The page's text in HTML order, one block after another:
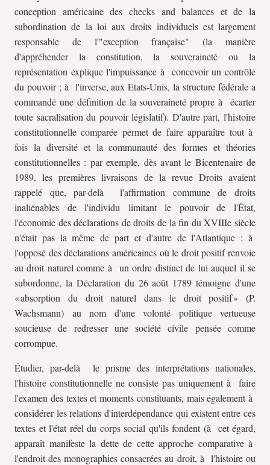
conception américaine des checks and balances et de la
subordination de la loi aux droits individuels est largement
responsable de l'"exception française" (la manière
d'appréhender la constitution, la souveraineté ou la
représentation explique l'impuissance à concevoir un contrôle
du pouvoir ; à l'inverse, aux Etats-Unis, la structure fédérale a
commandé une définition de la souveraineté propre à écarter
toute sacralisation du pouvoir législatif). D'autre part, l'histoire
constitutionnelle comparée permet de faire apparaître tout à
fois la diversité et la communauté des formes et théories
constitutionnelles : par exemple, dès avant le Bicentenaire de
1989, les premières livraisons de la revue Droits avaient
rappelé que, par-delà l'affirmation commune de droits
inaliénables de l'individu limitant le pouvoir de l'État,
l'économie des déclarations de droits de la fin du XVIIIe siècle
n'était pas la même de part et d'autre de l'Atlantique : à
l'opposé des déclarations américaines où le droit positif renvoie
au droit naturel comme à un ordre distinct de lui auquel il se
subordonne, la Déclaration du 26 août 1789 témoigne d'une
« absorption du droit naturel dans le droit positif » (P.
Wachsmann) au nom d'une volonté politique vertueuse
soucieuse de redresser une société civile pensée comme
corrompue.
Étudier, par-delà le prisme des interprétations nationales,
l'histoire constitutionnelle ne consiste pas uniquement à faire
l'examen des textes et moments constituants, mais également à
considérer les relations d'interdépendance qui existent entre ces
textes et l'état réel du corps social qu'ils fondent (à cet égard,
apparaît manifeste la dette de cette approche comparative à
l'endroit des monographies consacrées au droit, à l'histoire ou